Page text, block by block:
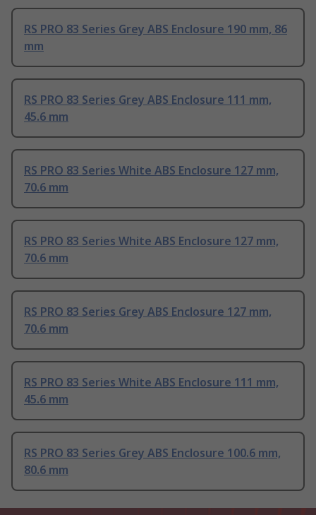
RS PRO 83 Series Grey ABS Enclosure 190 mm, 86
mm
RS PRO 83 Series Grey ABS Enclosure 111 mm,
45.6 mm
RS PRO 83 Series White ABS Enclosure 127 mm,
70.6 mm
RS PRO 83 Series White ABS Enclosure 127 mm,
70.6 mm
RS PRO 83 Series Grey ABS Enclosure 127 mm,
70.6 mm
RS PRO 83 Series White ABS Enclosure 111 mm,
45.6 mm
RS PRO 83 Series Grey ABS Enclosure 100.6 mm,
80.6 mm